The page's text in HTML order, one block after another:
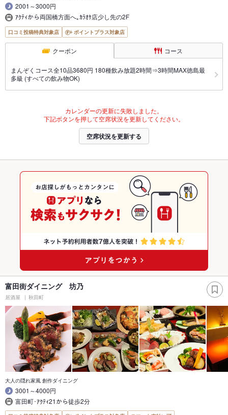
2001～3000円
ｱｸﾃｨから両国橋方面へ｡ｶﾗｵｹ店少し先の2F
口コミ投稿特典対象店 ポイントプラス対象店
クーポン コース
まんぞくコース全10品3680円 180種飲み放題2時間⇒3時間MAX徳島最
多級 (すべての飲み物OK)
カレンダーの更新に失敗しました。
下記ボタンを押して空席状況を更新してください。
空席状況を更新する
富田街ダイニング 坊乃
居酒屋 秋田町
大人の隠れ家風 創作ダイニング
3001～4000円
富田町･ｱｸﾃｨ21から徒歩2分